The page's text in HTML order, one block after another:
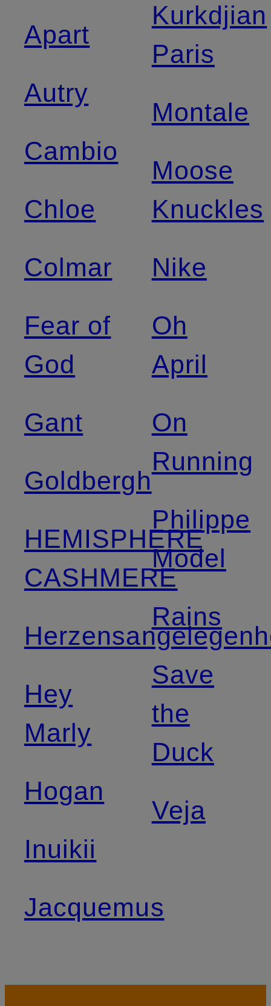
Apart
Autry
Cambio
Chloe
Colmar
Fear of
God
Gant
Goldbergh
HEMISPHERE
CASHMERE
Hey
Marly
Hogan
Inuikii
Jacquemus
Kurkdjian
Paris
Montale
Moose
Knuckles
Nike
Oh
April
On
Running
Philippe
Model
Rains
Save
the
Duck
Veja